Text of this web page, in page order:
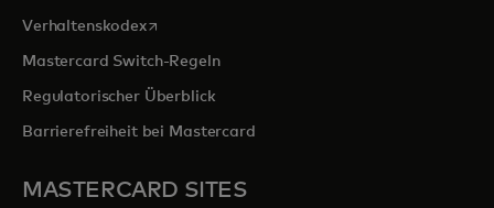
Verhaltenskodexwird in einer neuen Registerkarte geöffnet
Mastercard Switch-Regeln
Regulatorischer Überblick
Barrierefreiheit bei Mastercard
MASTERCARD SITES